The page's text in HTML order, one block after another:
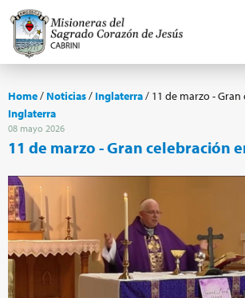
Home/ Noticias/ Inglaterra/ 11 de marzo - Gran
Inglaterra
08 mayo 2026
11 de marzo - Gran celebración